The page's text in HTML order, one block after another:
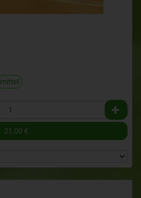
mittel
21,00 €